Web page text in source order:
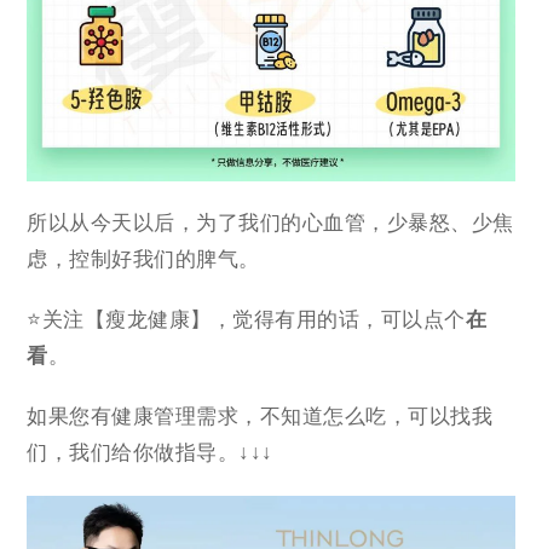
所以从今天以后，为了我们的心血管，少暴怒、少焦
虑，控制好我们的脾气。
⭐关注【瘦龙健康】，觉得有用的话，可以点个在
看。
如果您有健康管理需求，不知道怎么吃，可以找我
们，我们给你做指导。↓↓↓